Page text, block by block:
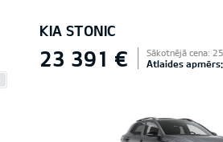
KIA STONIC
23 391 € Sākotnējā cena:
Atlaides